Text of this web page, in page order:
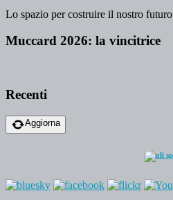
Lo spazio per costruire il nostro futuro
Muccard 2026: la vincitrice
Recenti
Aggiorna